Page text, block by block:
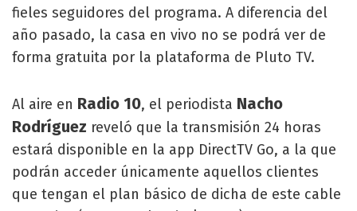
fieles seguidores del programa. A diferencia del
año pasado, la casa en vivo no se podrá ver de
forma gratuita por la plataforma de Pluto TV.
Al aire en Radio 10, el periodista Nacho
Rodríguez reveló que la transmisión 24 horas
estará disponible en la app DirectTV Go, a la que
podrán acceder únicamente aquellos clientes
que tengan el plan básico de dicha de este cable